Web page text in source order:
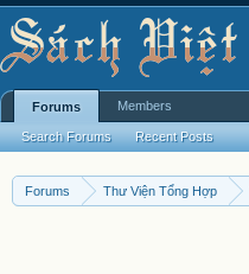
Forums Thư Viện Tổng Hợp
Forums
Search Forums Recent Posts
Members